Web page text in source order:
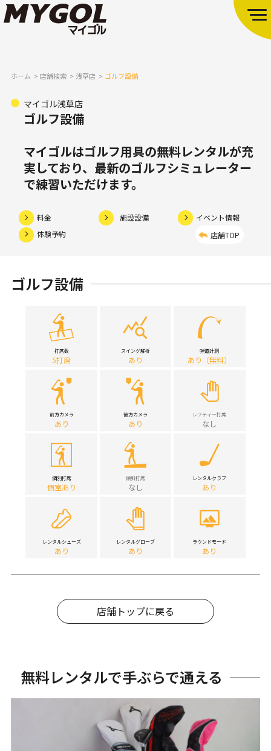
ホーム 店舗検索 浅草店 ゴルフ設備
マイゴル浅草店
ゴルフ設備
マイゴルはゴルフ用具の無料レンタルが充
実しており、 最新のゴルフシミュレーター
で練習いただけます。
料金 施設設備
イベント情報
体験予約
店舗TOP
ゴルフ設備
打席数
5打席
スイング解析
あり
弾道計測
あり（無料）
前方カメラ
あり
後方カメラ
あり
レフティー打席
なし
個別打席
個室あり
傾斜打席
なし
レンタルクラブ
あり
レンタルシューズ
あり
レンタルグローブ
あり
ラウンドモード
あり
店舗トップに戻る
無料レンタルで手ぶらで通える